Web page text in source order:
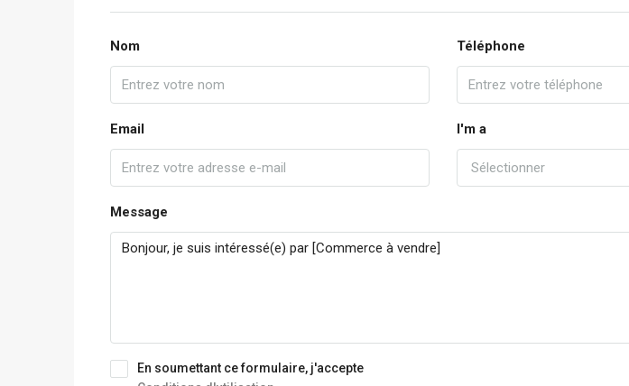
Nom Téléphone
Email I'm a
Sélectionner
Message
En soumettant ce formulaire, j'accepte